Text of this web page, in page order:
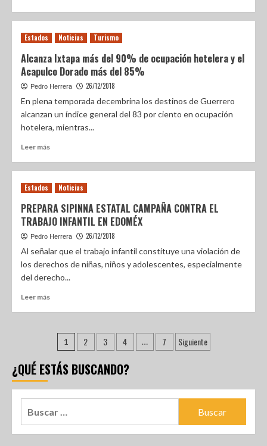
Estados Noticias Turismo
Alcanza Ixtapa más del 90% de ocupación hotelera y el
Acapulco Dorado más del 85%
Pedro Herrera 26/12/2018
En plena temporada decembrina los destinos de Guerrero
alcanzan un índice general del 83 por ciento en ocupación
hotelera, mientras...
Leer más
Estados Noticias
PREPARA SIPINNA ESTATAL CAMPAÑA CONTRA EL
TRABAJO INFANTIL EN EDOMÉX
Pedro Herrera 26/12/2018
Al señalar que el trabajo infantil constituye una violación de
los derechos de niñas, niños y adolescentes, especialmente
del derecho...
Leer más
1 2 3 4 … 7 Siguiente
¿QUÉ ESTÁS BUSCANDO?